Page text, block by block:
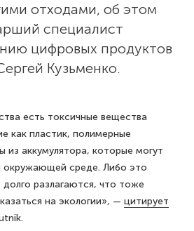
отходами, об этом
специалист
цифровых продуктов
Кузьменко.
есть токсичные вещества
как пластик, полимерные
из аккумулятора, которые могут
окружающей среде. Либо это
разлагаются, что тоже
на экологии», — цитирует